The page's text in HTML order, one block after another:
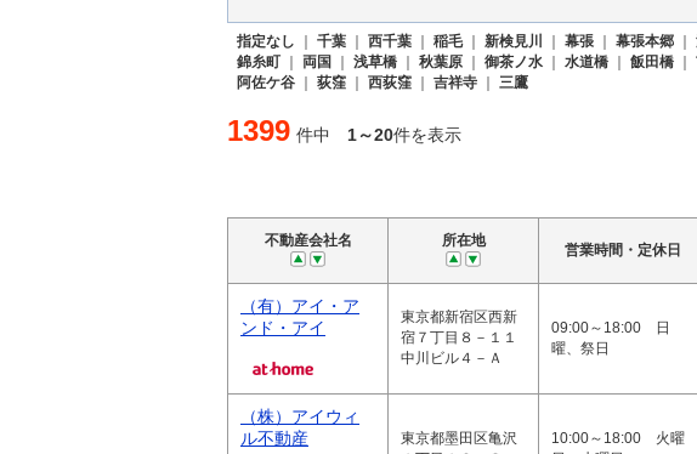
指定なし ｜ 千葉 ｜ 西千葉 ｜ 稲毛｜ 新検見川 ｜ 幕張 ｜ 幕張本郷 ｜
錦糸町 ｜ 両国 ｜ 浅草橋 ｜ 秋葉原 ｜ 御茶ノ水 ｜ 水道橋 ｜ 飯田橋 ｜
阿佐ケ谷 ｜ 荻窪 ｜ 西荻窪 ｜ 吉祥寺 ｜ 三鷹
1399 件中 1～20件を表示
不動産会社名 所在地
営業時間・定休日
（有）アイ・ア
ンド・アイ
東京都新宿区西新
宿７丁目８－１１
中川ビル４－Ａ
09:00～18:00 日
曜、祭日
（株）アイウィ
ル不動産
東京都墨田区亀沢
10:00～18:00 火曜